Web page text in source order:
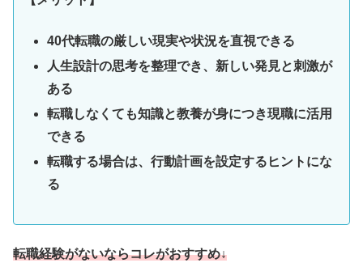
40代転職の厳しい現実や状況を直視できる
人生設計の思考を整理でき、新しい発見と刺激が
ある
転職しなくても知識と教養が身につき現職に活用
できる
転職する場合は、行動計画を設定するヒントにな
る
転職経験がないならコレがおすすめ↓